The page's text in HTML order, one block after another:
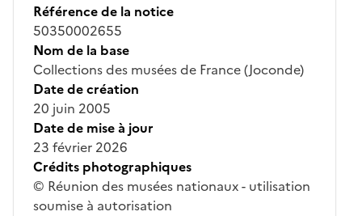
Référence de la notice
50350002655
Nom de la base
Collections des musées de France (Joconde)
Date de création
20 juin 2005
Date de mise à jour
23 février 2026
Crédits photographiques
© Réunion des musées nationaux - utilisation
soumise à autorisation